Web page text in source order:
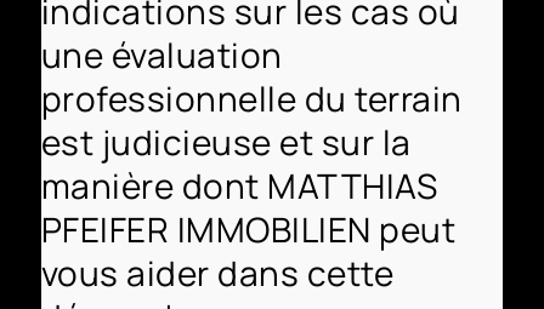
indications sur les cas où
une évaluation
professionnelle du terrain
est judicieuse et sur la
manière dont MATTHIAS
PFEIFER IMMOBILIEN peut
vous aider dans cette